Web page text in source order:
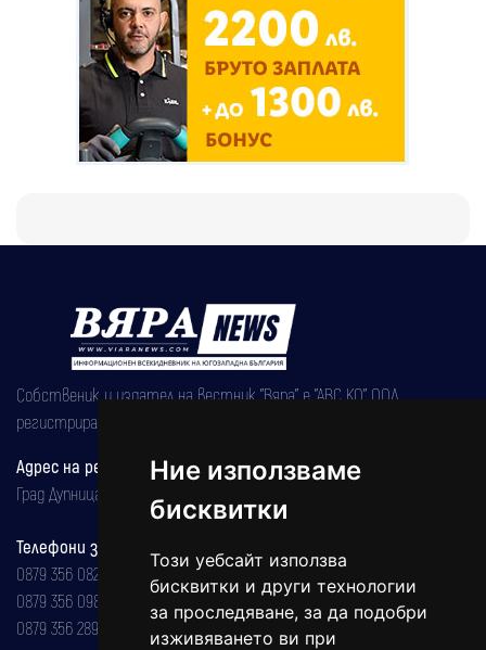
Ние използваме
бисквитки
Този уебсайт използва
бисквитки и други технологии
за проследяване, за да подобри
изживяването ви при
Собственик и издател на вестник "Вяра" е "АВС КО" ООД,
регистрирана на 08.05.2002 година.
Адрес на редакцията
Град Дупница, ул.''Христо Ботев" 43
Телефони за реклама и абонаменти
0879 356 082
0879 356 098
0879 356 289